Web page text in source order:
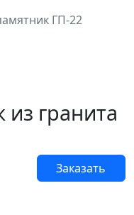
ГП-22
гранита
Заказать